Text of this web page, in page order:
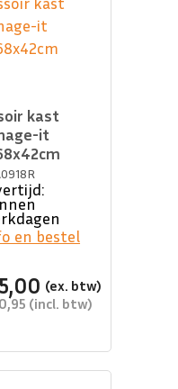
kast
it
en bestel